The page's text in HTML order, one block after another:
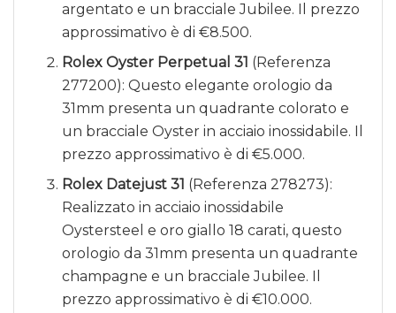
argentato e un bracciale Jubilee. Il prezzo
approssimativo è di €8.500.
Rolex Oyster Perpetual 31 (Referenza
277200): Questo elegante orologio da
31mm presenta un quadrante colorato e
un bracciale Oyster in acciaio inossidabile. Il
prezzo approssimativo è di €5.000.
Rolex Datejust 31 (Referenza 278273):
Realizzato in acciaio inossidabile
Oystersteel e oro giallo 18 carati, questo
orologio da 31mm presenta un quadrante
champagne e un bracciale Jubilee. Il
prezzo approssimativo è di €10.000.